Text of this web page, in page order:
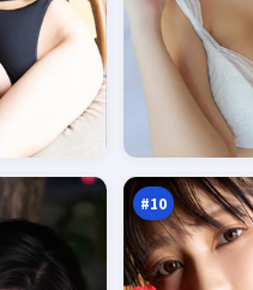
#10
绝
返
点
万